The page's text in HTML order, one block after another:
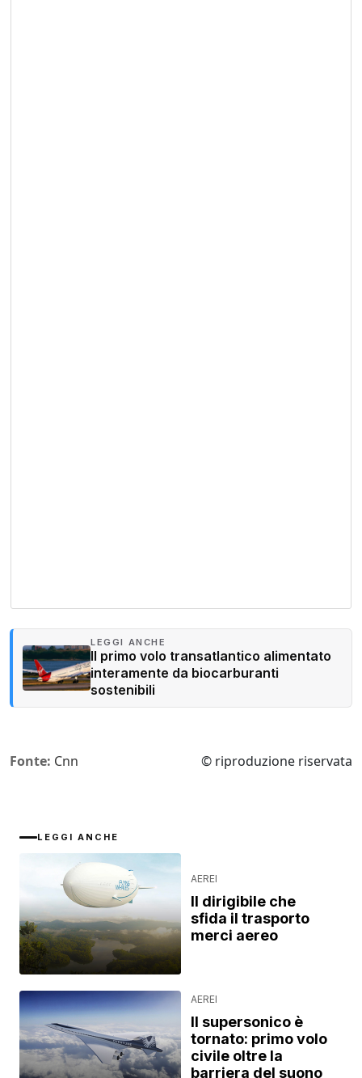
LEGGI ANCHE
Il primo volo transatlantico alimentato
interamente da biocarburanti
sostenibili
Fonte: Cnn © riproduzione riservata
LEGGI ANCHE
AEREI
Il dirigibile che
sfida il trasporto
merci aereo
AEREI
Il supersonico è
tornato: primo volo
civile oltre la
barriera del suono